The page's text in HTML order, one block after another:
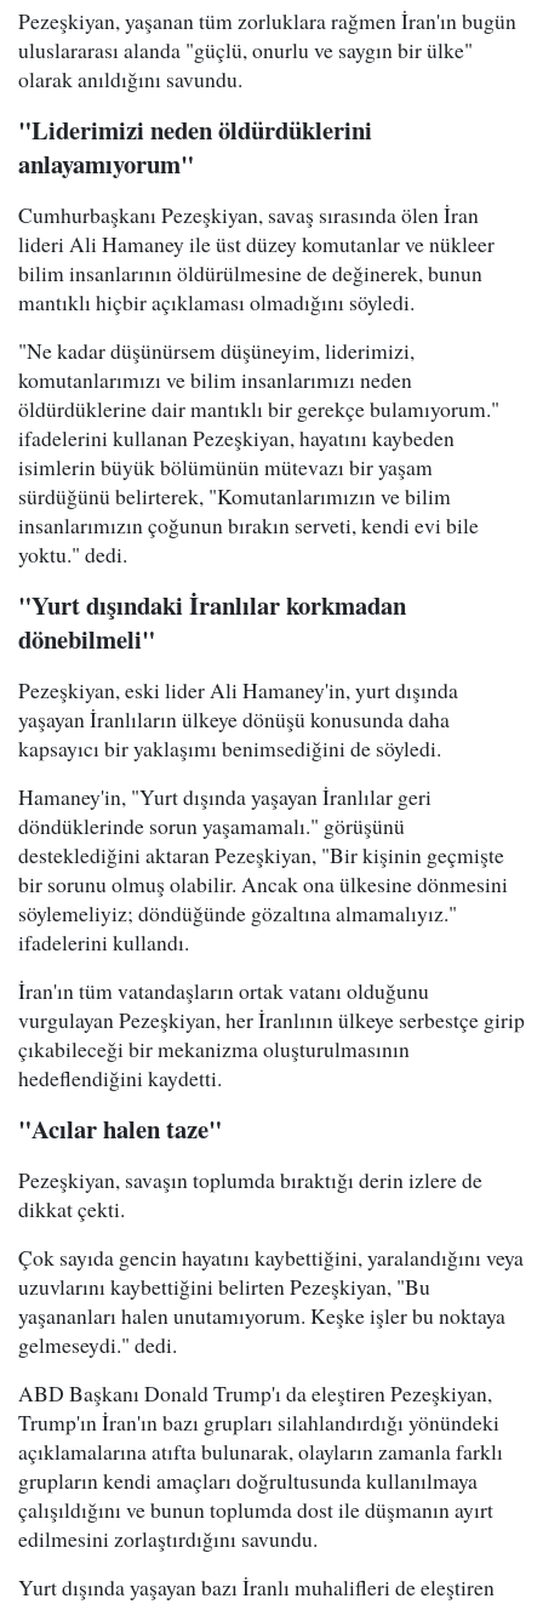
Pezeşkiyan, yaşanan tüm zorluklara rağmen İran'ın bugün
uluslararası alanda "güçlü, onurlu ve saygın bir ülke"
olarak anıldığını savundu.
"Liderimizi neden öldürdüklerini
anlayamıyorum"
Cumhurbaşkanı Pezeşkiyan, savaş sırasında ölen İran
lideri Ali Hamaney ile üst düzey komutanlar ve nükleer
bilim insanlarının öldürülmesine de değinerek, bunun
mantıklı hiçbir açıklaması olmadığını söyledi.
"Ne kadar düşünürsem düşüneyim, liderimizi,
komutanlarımızı ve bilim insanlarımızı neden
öldürdüklerine dair mantıklı bir gerekçe bulamıyorum."
ifadelerini kullanan Pezeşkiyan, hayatını kaybeden
isimlerin büyük bölümünün mütevazı bir yaşam
sürdüğünü belirterek, "Komutanlarımızın ve bilim
insanlarımızın çoğunun bırakın serveti, kendi evi bile
yoktu." dedi.
"Yurt dışındaki İranlılar korkmadan
dönebilmeli"
Pezeşkiyan, eski lider Ali Hamaney'in, yurt dışında
yaşayan İranlıların ülkeye dönüşü konusunda daha
kapsayıcı bir yaklaşımı benimsediğini de söyledi.
Hamaney'in, "Yurt dışında yaşayan İranlılar geri
döndüklerinde sorun yaşamamalı." görüşünü
desteklediğini aktaran Pezeşkiyan, "Bir kişinin geçmişte
bir sorunu olmuş olabilir. Ancak ona ülkesine dönmesini
söylemeliyiz; döndüğünde gözaltına almamalıyız."
ifadelerini kullandı.
İran'ın tüm vatandaşların ortak vatanı olduğunu
vurgulayan Pezeşkiyan, her İranlının ülkeye serbestçe girip
çıkabileceği bir mekanizma oluşturulmasının
hedeflendiğini kaydetti.
"Acılar halen taze"
Pezeşkiyan, savaşın toplumda bıraktığı derin izlere de
dikkat çekti.
Çok sayıda gencin hayatını kaybettiğini, yaralandığını veya
uzuvlarını kaybettiğini belirten Pezeşkiyan, "Bu
yaşananları halen unutamıyorum. Keşke işler bu noktaya
gelmeseydi." dedi.
ABD Başkanı Donald Trump'ı da eleştiren Pezeşkiyan,
Trump'ın İran'ın bazı grupları silahlandırdığı yönündeki
açıklamalarına atıfta bulunarak, olayların zamanla farklı
grupların kendi amaçları doğrultusunda kullanılmaya
çalışıldığını ve bunun toplumda dost ile düşmanın ayırt
edilmesini zorlaştırdığını savundu.
Yurt dışında yaşayan bazı İranlı muhalifleri de eleştiren